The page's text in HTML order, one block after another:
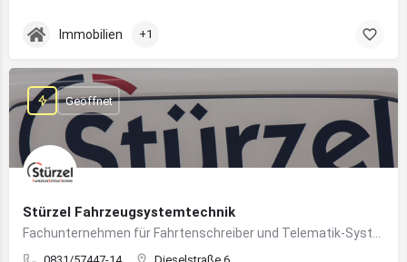
Immobilien +1
Stürzel Fahrzeugsystemtechnik
Geöffnet